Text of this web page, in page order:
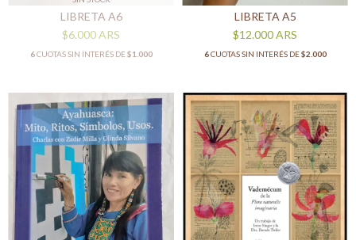
LIBRETA A6
$6.000ARS
6CUOTAS SIN INTERÉS DE$1.000
LIBRETA A5
$12.000ARS
6CUOTAS SIN INTERÉS DE$2.000